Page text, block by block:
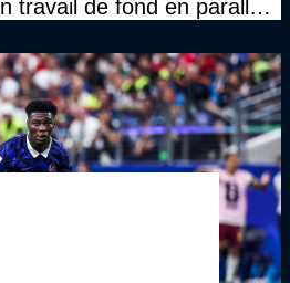
travail de fond en parallèle